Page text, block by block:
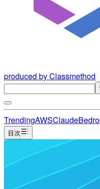
produced by Classmethod
TrendingAWSClaude
目次